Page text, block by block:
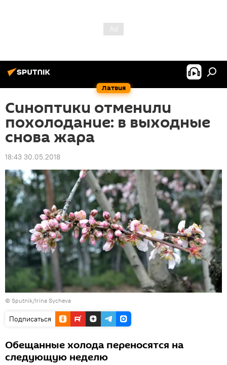
Латвия
Синоптики отменили
похолодание: в выходные
снова жара
18:43 30.05.2018
© Sputnik/Irina Sycheva
Подписаться
Обещанные холода переносятся на
следующую неделю